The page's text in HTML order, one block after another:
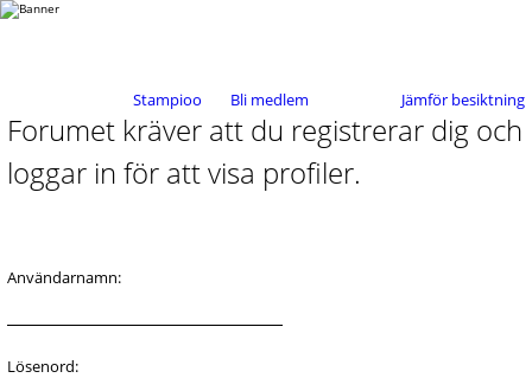
Stampioo Bli medlem Jämför besiktning
Forumet kräver att du registrerar dig och
loggar in för att visa profiler.
Användarnamn:
Lösenord: